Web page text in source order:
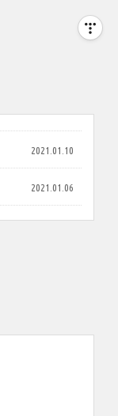
2021.01.10
2021.01.06